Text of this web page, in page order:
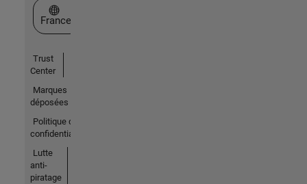
Sélectionner un site web
France
Trust
Center
Marques
déposées
Politique de
confidentialité
Lutte
anti-
piratage